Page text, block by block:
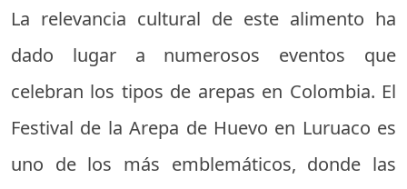
La relevancia cultural de este alimento ha
dado lugar a numerosos eventos que
celebran los tipos de arepas en Colombia. El
Festival de la Arepa de Huevo en Luruaco es
uno de los más emblemáticos, donde las